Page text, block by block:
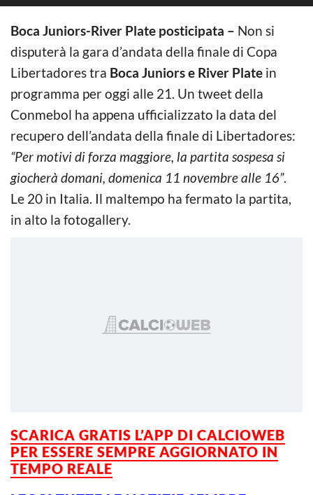
Boca Juniors-River Plate posticipata – Non si
disputerà la gara d’andata della finale di Copa
Libertadores tra Boca Juniors e River Plate in
programma per oggi alle 21. Un tweet della
Conmebol ha appena ufficializzato la data del
recupero dell’andata della finale di Libertadores:
“Per motivi di forza maggiore, la partita sospesa si
giocherà domani, domenica 11 novembre alle 16”.
Le 20 in Italia. Il maltempo ha fermato la partita,
in alto la fotogallery.
SCARICA GRATIS L’APP DI CALCIOWEB
PER ESSERE SEMPRE AGGIORNATO IN
TEMPO REALE